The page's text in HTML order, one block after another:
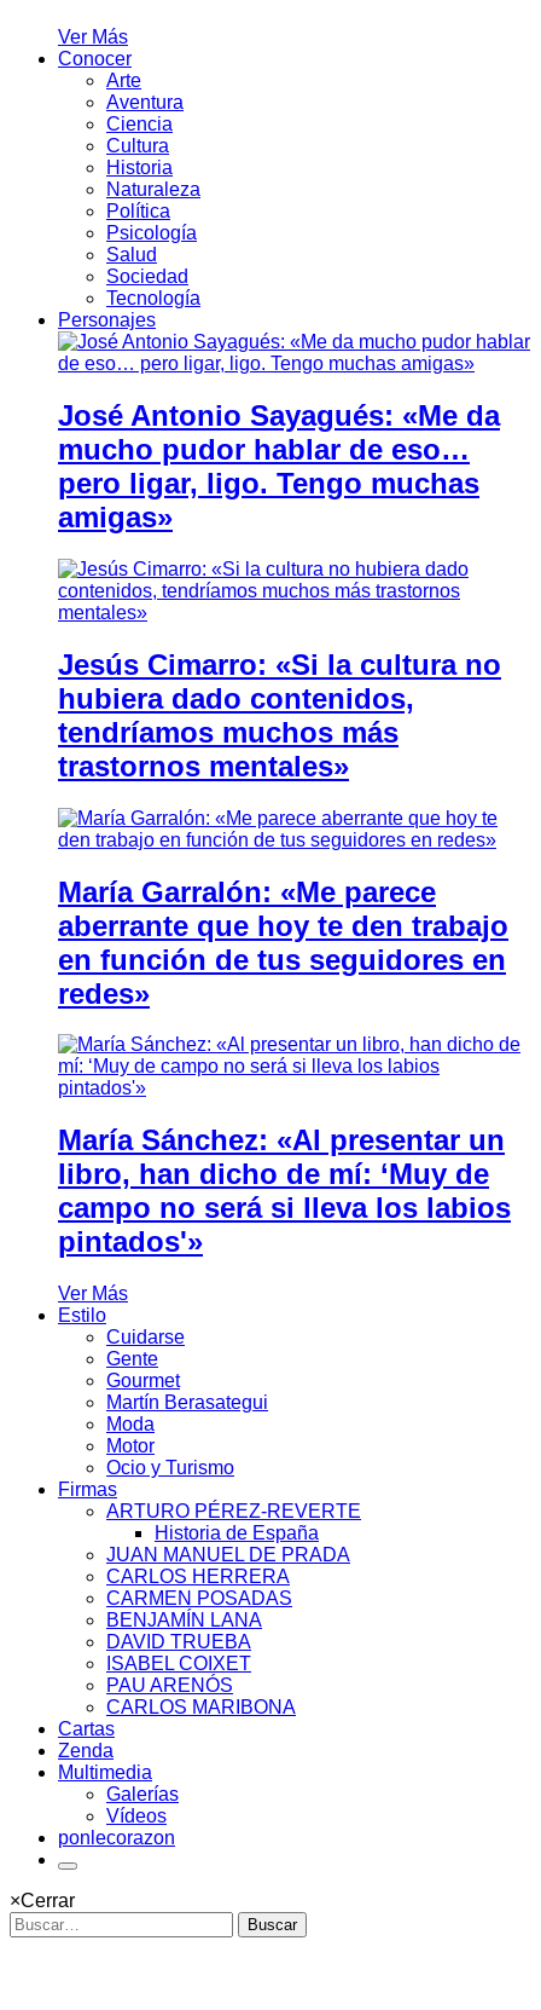
Ver Más
Conocer
Arte
Aventura
Ciencia
Cultura
Historia
Naturaleza
Política
Psicología
Salud
Sociedad
Tecnología
Personajes
José Antonio Sayagués: «Me da
mucho pudor hablar de eso…
pero ligar, ligo. Tengo muchas
amigas»
Jesús Cimarro: «Si la cultura no
hubiera dado contenidos,
tendríamos muchos más
trastornos mentales»
María Garralón: «Me parece
aberrante que hoy te den trabajo
en función de tus seguidores en
redes»
María Sánchez: «Al presentar un
libro, han dicho de mí: ‘Muy de
campo no será si lleva los labios
pintados'»
Ver Más
Estilo
Cuidarse
Gente
Gourmet
Martín Berasategui
Moda
Motor
Ocio y Turismo
Firmas
ARTURO PÉREZ-REVERTE
Historia de España
JUAN MANUEL DE PRADA
CARLOS HERRERA
CARMEN POSADAS
BENJAMÍN LANA
DAVID TRUEBA
ISABEL COIXET
PAU ARENÓS
CARLOS MARIBONA
Cartas
Zenda
Multimedia
Galerías
Vídeos
ponlecorazon
×Cerrar
Buscar